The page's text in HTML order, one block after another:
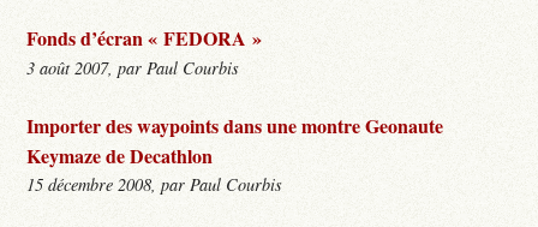
Fonds d’écran « FEDORA »
3 août 2007, par Paul Courbis
Importer des waypoints dans une montre Geonaute
Keymaze de Decathlon
15 décembre 2008, par Paul Courbis